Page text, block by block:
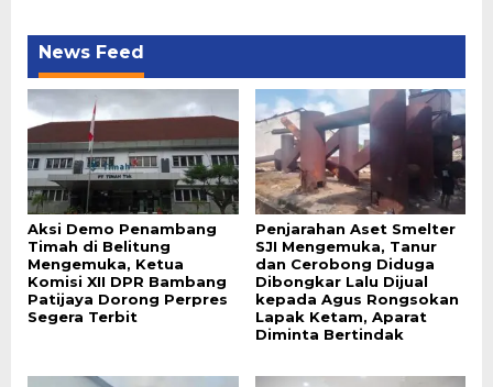
News Feed
Aksi Demo Penambang
Timah di Belitung
Mengemuka, Ketua
Komisi XII DPR Bambang
Patijaya Dorong Perpres
Segera Terbit
Penjarahan Aset Smelter
SJI Mengemuka, Tanur
dan Cerobong Diduga
Dibongkar Lalu Dijual
kepada Agus Rongsokan
Lapak Ketam, Aparat
Diminta Bertindak